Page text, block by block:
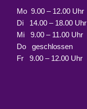
Mo 9.00 – 12.00 Uhr
Di 14.00 – 18.00 Uhr
Mi 9.00 – 11.00 Uhr
Do geschlossen
Fr 9.00 – 12.00 Uhr